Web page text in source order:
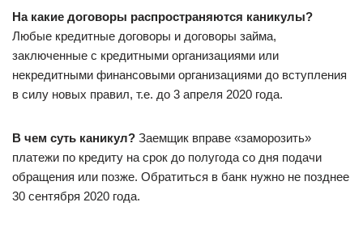
На какие договоры распространяются каникулы?
Любые кредитные договоры и договоры займа,
заключенные с кредитными организациями или
некредитными финансовыми организациями до вступления
в силу новых правил, т.е. до 3 апреля 2020 года.
В чем суть каникул? Заемщик вправе «заморозить»
платежи по кредиту на срок до полугода со дня подачи
обращения или позже. Обратиться в банк нужно не позднее
30 сентября 2020 года.